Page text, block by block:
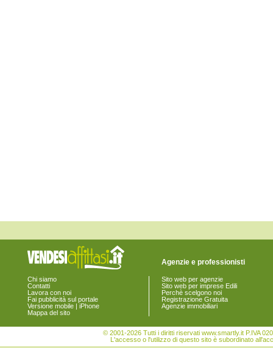
San Michele al Tagliamento
Santo Stino di Livenza
Teglio Veneto
Torre di Mosto
Venezia
Vigonovo
Chi siamo
Contatti
Lavora con noi
Fai pubblicità sul portale
Versione mobile | iPhone
Mappa del sito
Agenzie e professionisti
Sito web per agenzie
Sito web per imprese Edili
Perchè scelgono noi
Registrazione Gratuita
Agenzie immobiliari
© 2001-2026 Tutti i diritti riservati www.smartly.it P.IVA
L'accesso o l'utilizzo di questo sito è subordinato